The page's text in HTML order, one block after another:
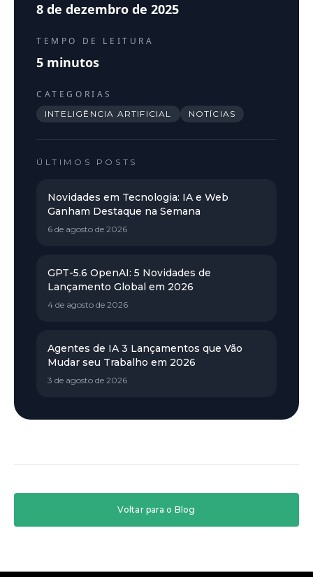
8 de dezembro de 2025
TEMPO DE LEITURA
5 minutos
CATEGORIAS
INTELIGÊNCIA ARTIFICIAL NOTÍCIAS
ÚLTIMOS POSTS
Novidades em Tecnologia: IA e Web
Ganham Destaque na Semana
6 de agosto de 2026
GPT-5.6 OpenAI: 5 Novidades de
Lançamento Global em 2026
4 de agosto de 2026
Agentes de IA 3 Lançamentos que Vão
Mudar seu Trabalho em 2026
3 de agosto de 2026
Voltar para o Blog